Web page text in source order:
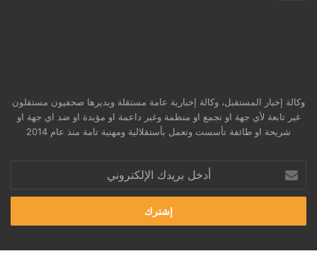
وكالة إخبار المستقبل، وكالة إخبارية عامة مستقلة ويديرها صحفيون مستقلون
غير تابعة لأي جهة او تجمع او منظمة وغير داعمة او مؤيدة او ضد اي جهة او
شريحة او طائفة تأسست وتعمل بأستقلالية ومهنية تامة منذ عام 2014
أدخل
بريدك
الإلكتروني